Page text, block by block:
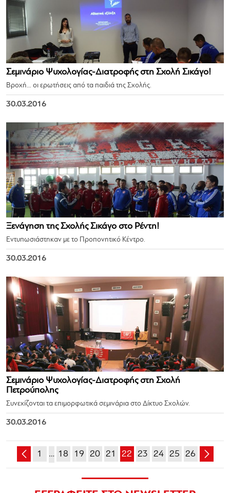
Σεμινάριο Ψυχολογίας-Διατροφής στη Σχολή Σικάγο!
Βροχή… οι ερωτήσεις από τα παιδιά της Σχολής.
30.03.2016
Ξενάγηση της Σχολής Σικάγο στο Ρέντη!
Εντυπωσιάστηκαν με το Προπονητικό Κέντρο.
30.03.2016
Σεμινάριο Ψυχολογίας-Διατροφής στη Σχολή
Πετρούπολης
Συνεχίζονται τα επιμορφωτικά σεμινάρια στο Δίκτυο Σχολών.
30.03.2016
1 … 18 19 20 21 22 23 24 25 26